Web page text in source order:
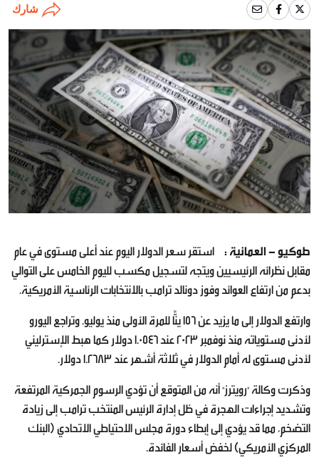
شارك
طوكيو - العمانية :
استقر سعر الدولار اليوم عند أعلى مستوى في عام
مقابل نظرائه الرئيسيين ويتجه لتسجيل مكسب لليوم الخامس على التوالي
بدعم من ارتفاع العوائد وفوز دونالد ترامب بالانتخابات الرئاسية الأمريكية.
وارتفع الدولار إلى ما يزيد عن 156 ينًّا للمرة الأولى منذ يوليو. وتراجع اليورو
لأدنى مستوياته منذ نوفمبر 2023 عند 1.0546 دولار كما هبط الإسترليني
لأدنى مستوى له أمام الدولار في ثلاثة أشهر عند 1.2683 دولار.
وذكرت وكالة "رويترز" أنه من المتوقع أن تؤدي الرسوم الجمركية المرتفعة
وتشديد إجراءات الهجرة في ظل إدارة الرئيس المنتخب ترامب إلى زيادة
التضخم، مما قد يؤدي إلى إبطاء دورة مجلس الاحتياطي الاتحادي (البنك
المركزي الأمريكي) لخفض أسعار الفائدة.